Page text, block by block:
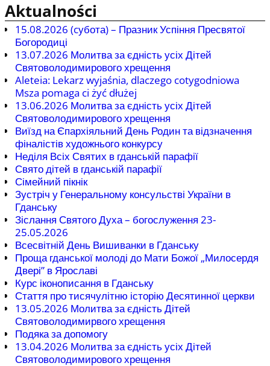
Aktualności
15.08.2026 (cубота) – Празник Успіння Пресвятої
Богородиці
13.07.2026 Молитва за єдність усіх Дітей
Святоволодимирового хрещення
Aleteia: Lekarz wyjaśnia, dlaczego cotygodniowa
Msza pomaga ci żyć dłużej
13.06.2026 Молитва за єдність усіх Дітей
Святоволодимирового хрещення
Виїзд на Єпархіяльний День Родин та відзначення
фіналістів художнього конкурсу
Неділя Всіх Святих в гданській парафії
Свято дітей в гданській парафії
Сімейний пікнік
Зустріч у Генеральному консульстві України в
Гданську
Зіслання Святого Духа – богослуження 23-
25.05.2026
Всесвітній День Вишиванки в Гданську
Проща гданської молоді до Мати Божої „Милосердя
Двері” в Ярославі
Курс іконописання в Гданську
Стаття про тисячулітню історію Десятинної церкви
13.05.2026 Молитва за єдність Дітей
Святоволодимирвого хрещення
Подяка за допомогу
13.04.2026 Молитва за єдність усіх Дітей
Святоволодимирового хрещення